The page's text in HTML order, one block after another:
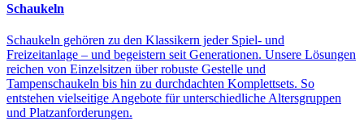
Schaukeln
Schaukeln gehören zu den Klassikern jeder Spiel- und
Freizeitanlage – und begeistern seit Generationen. Unsere Lösungen
reichen von Einzelsitzen über robuste Gestelle und
Tampenschaukeln bis hin zu durchdachten Komplettsets. So
entstehen vielseitige Angebote für unterschiedliche Altersgruppen
und Platzanforderungen.